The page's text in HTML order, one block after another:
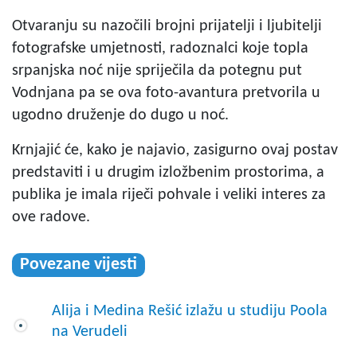
Otvaranju su nazočili brojni prijatelji i ljubitelji
fotografske umjetnosti, radoznalci koje topla
srpanjska noć nije spriječila da potegnu put
Vodnjana pa se ova foto-avantura pretvorila u
ugodno druženje do dugo u noć.
Krnjajić će, kako je najavio, zasigurno ovaj postav
predstaviti i u drugim izložbenim prostorima, a
publika je imala riječi pohvale i veliki interes za
ove radove.
Povezane vijesti
Alija i Medina Rešić izlažu u studiju Poola
na Verudeli